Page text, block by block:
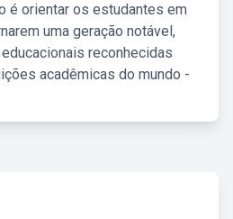
é orientar os estudantes em
uma geração notável,
reconhecidas
acadêmicas do mundo -